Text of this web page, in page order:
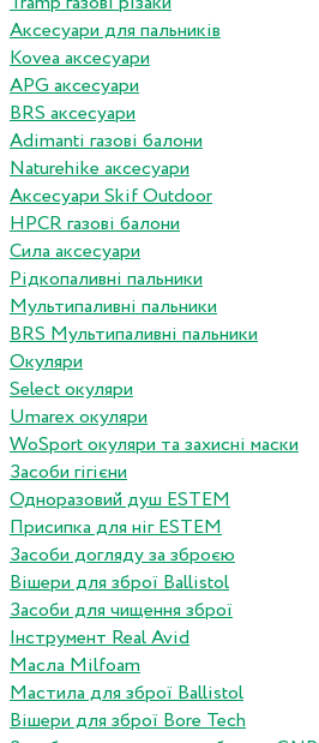
Аксесуари для пальників
Kovea аксесуари
APG аксесуари
BRS аксесуари
Adimanti газові балони
Naturehike аксесуари
Аксесуари Skif Outdoor
HPCR газові балони
Сила аксесуари
Рідкопаливні пальники
Мультипаливні пальники
BRS Мультипаливні пальники
Окуляри
Select окуляри
Umarex окуляри
WoSport окуляри та захисні маски
Засоби гігієни
Одноразовий душ ESTEM
Присипка для ніг ESTEM
Засоби догляду за зброєю
Вішери для зброї Ballistol
Засоби для чищення зброї
Інструмент Real Avid
Масла Milfoam
Мастила для зброї Ballistol
Вішери для зброї Bore Tech